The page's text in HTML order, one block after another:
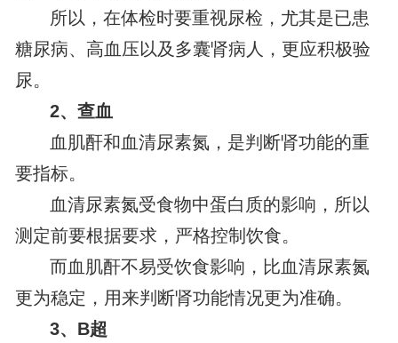
所以，在体检时要重视尿检，尤其是已患
糖尿病、高血压以及多囊肾病人，更应积极验
尿。
2、查血
血肌酐和血清尿素氮，是判断肾功能的重
要指标。
血清尿素氮受食物中蛋白质的影响，所以
测定前要根据要求，严格控制饮食。
而血肌酐不易受饮食影响，比血清尿素氮
更为稳定，用来判断肾功能情况更为准确。
3、B超